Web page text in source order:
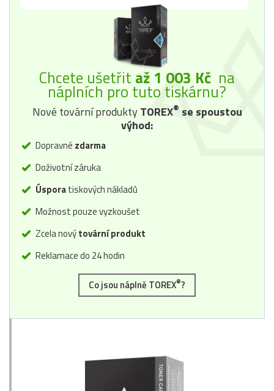
Chcete ušetřit až 1 003 Kč na
náplních pro tuto tiskárnu?
Nové tovární produktyTOREX® se spoustou
výhod:
Dopravné zdarma
Doživotní záruka
Úsporatiskových nákladů
Možnost pouze vyzkoušet
Zcela novýtovární produkt
Reklamace do 24 hodin
Co jsou náplně TOREX®?